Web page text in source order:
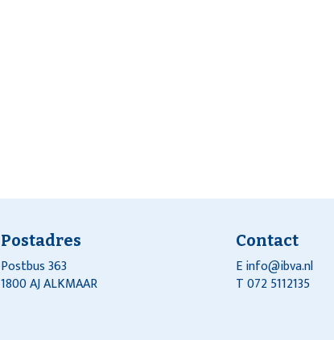
Postadres
Postbus 363
1800 AJ ALKMAAR
Contact
Einfo@ibva.nl
T 072 5112135